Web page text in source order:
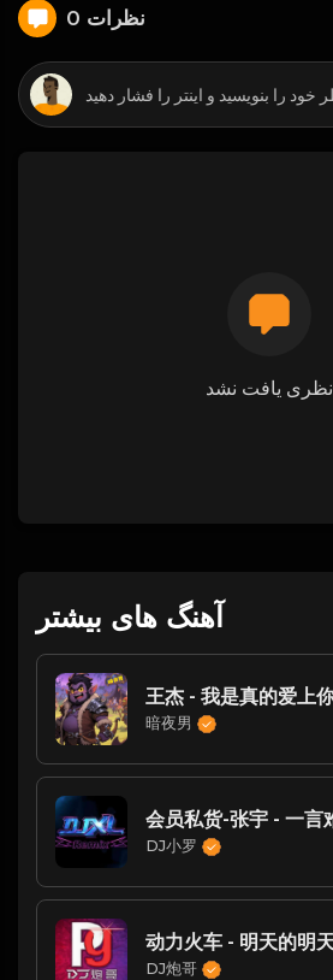
0 نظرات
نظری یافت نشد
آهنگ های بیشتر
暗夜男
DJ小罗
DJ炮哥